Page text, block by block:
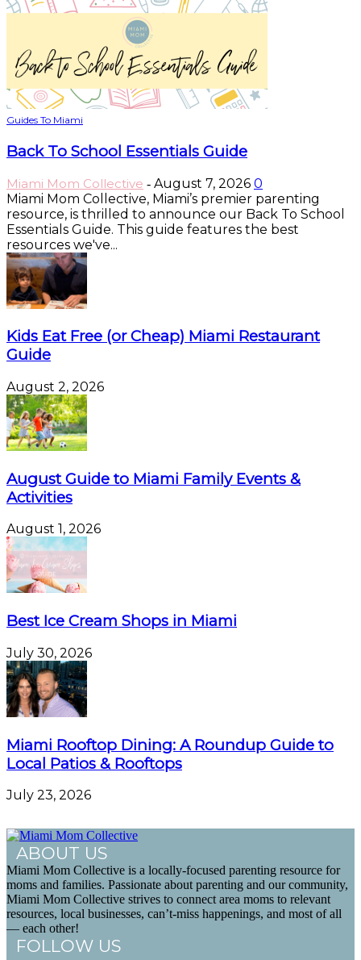
Guides To Miami
Back To School Essentials Guide
Miami Mom Collective - August 7, 2026 0
Miami Mom Collective, Miami’s premier parenting
resource, is thrilled to announce our Back To School
Essentials Guide. This guide features the best
resources we've...
Kids Eat Free (or Cheap) Miami Restaurant
Guide
August 2, 2026
August Guide to Miami Family Events &
Activities
August 1, 2026
Best Ice Cream Shops in Miami
July 30, 2026
Miami Rooftop Dining: A Roundup Guide to
Local Patios & Rooftops
July 23, 2026
ABOUT US
Miami Mom Collective is a locally-focused parenting resource for
moms and families. Passionate about parenting and our community,
Miami Mom Collective strives to connect area moms to relevant
resources, local businesses, can’t-miss happenings, and most of all
— each other!
FOLLOW US